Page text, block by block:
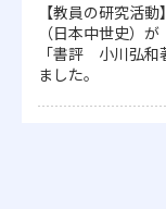
【教員の研究活
（日本中世史）
「書評 小川弘和
ました。